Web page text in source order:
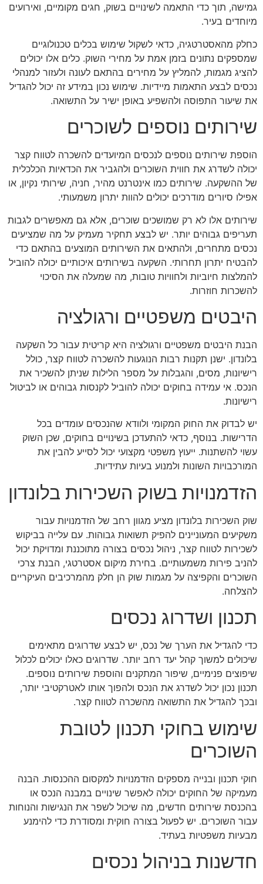
גמישה, תוך כדי התאמה לשינויים בשוק, חגים מקומיים, ואירועים
מיוחדים בעיר.
כחלק מהאסטרטגיה, כדאי לשקול שימוש בכלים טכנולוגיים
שמספקים נתונים בזמן אמת על מחירי השוק. כלים אלו יכולים
להציג מגמות, להמליץ על מחירים בהתאם לעונה ולעזור למנהלי
נכסים לבצע התאמות מיידיות. שימוש נכון במידע זה יכול להגדיל
את שיעור התפוסה ולהשפיע באופן ישיר על התשואה.
שירותים נוספים לשוכרים
הוספת שירותים נוספים לנכסים המיועדים להשכרה לטווח קצר
יכולה לשדרג את חווית השוכרים ולהגביר את הכדאיות הכלכלית
של ההשקעה. שירותים כמו אינטרנט מהיר, חניה, שירותי נקיון, או
אפילו סיורים מודרכים יכולים להוות יתרון משמעותי.
שירותים אלו לא רק שמושכים שוכרים, אלא גם מאפשרים לגבות
תעריפים גבוהים יותר. יש לבצע תחקיר מעמיק על מה שמציעים
נכסים מתחרים, ולהתאים את השירותים המוצעים בהתאם כדי
להבטיח יתרון תחרותי. השקעה בשירותים איכותיים יכולה להוביל
להמלצות חיוביות ולחוויות טובות, מה שמעלה את הסיכוי
להשכרות חוזרות.
היבטים משפטיים ורגולציה
הבנת היבטים משפטיים ורגולציה היא קריטית עבור כל השקעה
בלונדון. ישנן תקנות רבות הנוגעות להשכרה לטווח קצר, כולל
רישיונות, מסים, והגבלות על מספר הלילות שניתן להשכיר את
הנכס. אי עמידה בחוקים יכולה להוביל לקנסות גבוהים או לביטול
רישיונות.
יש לבדוק את החוק המקומי ולוודא שהנכסים עומדים בכל
הדרישות. בנוסף, כדאי להתעדכן בשינויים בחוקים, שכן השוק
עשוי להשתנות. ייעוץ משפטי מקצועי יכול לסייע להבין את
המורכבויות השונות ולמנוע בעיות עתידיות.
הזדמנויות בשוק השכירות בלונדון
שוק השכירות בלונדון מציע מגוון רחב של הזדמנויות עבור
משקיעים המעוניינים להפיק תשואות גבוהות. עם עלייה בביקוש
לשכירות לטווח קצר, ניהול נכסים בצורה מתוכננת ומדויקת יכול
להניב פירות משמעותיים. בחירת מיקום אסטרטגי, הבנת צרכי
השוכרים והקפיצה על מגמות שוק הן חלק מהמרכיבים העיקריים
להצלחה.
תכנון ושדרוג נכסים
כדי להגדיל את הערך של נכס, יש לבצע שדרוגים מתאימים
שיכולים למשוך קהל יעד רחב יותר. שדרוגים כאלו יכולים לכלול
שיפוצים פנימיים, שיפור המתקנים והוספת שירותים נוספים.
תכנון נכון יכול לשדרג את הנכס ולהפוך אותו לאטרקטיבי יותר,
ובכך להגדיל את התשואה מהשכרה לטווח קצר.
שימוש בחוקי תכנון לטובת
השוכרים
חוקי תכנון ובנייה מספקים הזדמנויות למקסום ההכנסות. הבנה
מעמיקה של החוקים יכולה לאפשר שינויים במבנה הנכס או
בהכנסת שירותים חדשים, מה שיכול לשפר את הנגישות והנוחות
עבור השוכרים. יש לפעול בצורה חוקית ומסודרת כדי להימנע
מבעיות משפטיות בעתיד.
חדשנות בניהול נכסים